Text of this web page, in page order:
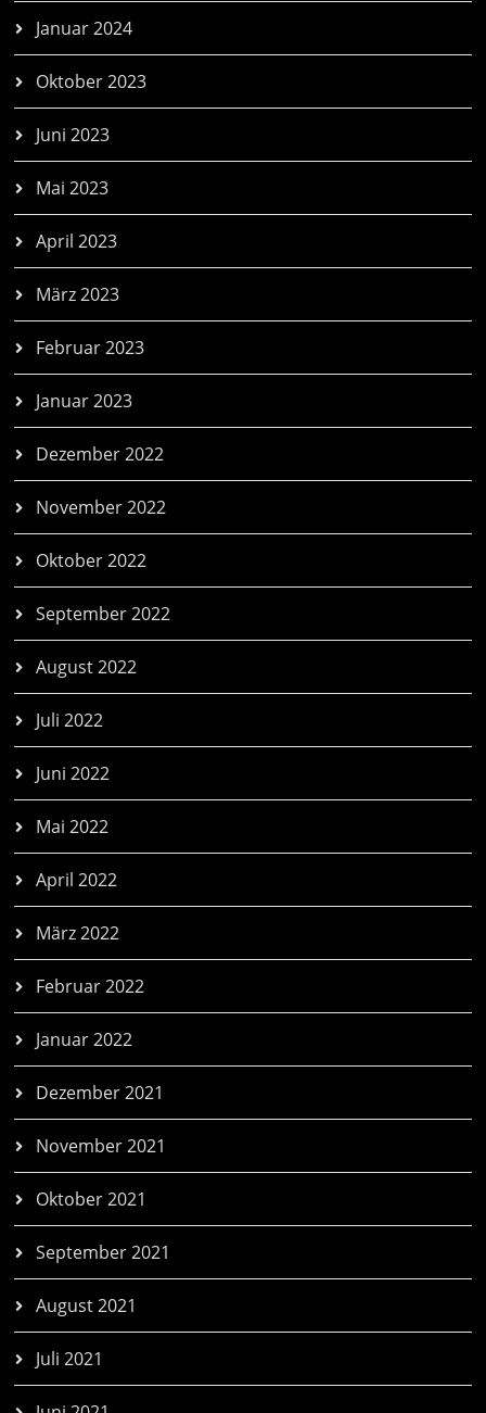
Januar 2024
Oktober 2023
Juni 2023
Mai 2023
April 2023
März 2023
Februar 2023
Januar 2023
Dezember 2022
November 2022
Oktober 2022
September 2022
August 2022
Juli 2022
Juni 2022
Mai 2022
April 2022
März 2022
Februar 2022
Januar 2022
Dezember 2021
November 2021
Oktober 2021
September 2021
August 2021
Juli 2021